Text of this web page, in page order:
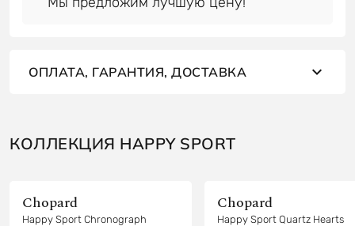
ОПЛАТА, ГАРАНТИЯ, ДОСТАВКА
КОЛЛЕКЦИЯ HAPPY SPORT
Chopard
Happy Sport Chronograph
Chopard
Happy Sport Quartz Hearts